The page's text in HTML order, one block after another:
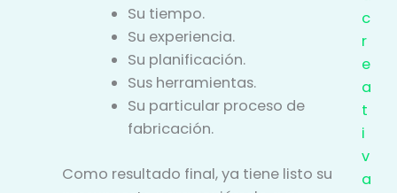
Su tiempo.
Su experiencia.
Su planificación.
Sus herramientas.
Su particular proceso de
fabricación.
Como resultado final, ya tiene listo su
c
r
e
a
t
i
v
a